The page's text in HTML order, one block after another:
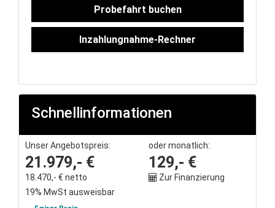
Connect
Skoda
Unternehmen
Wartung&Inspektion
/
Probefahrt buchen
Inzahlungnahme-Rechner
Schnellinformationen
Unser Angebotspreis:
21.979,- €
18.470,- € netto
19% MwSt ausweisbar
oder monatlich:
129,- €
Zur Finanzierung